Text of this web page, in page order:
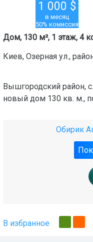
1 000 $
в месяц
50% комиссия
Дом, 130 м², 1 этаж, 4
Киев, Озерная ул.,
Вышгородский район,
новый дом 130 кв. м.,
Обирик
В избранное